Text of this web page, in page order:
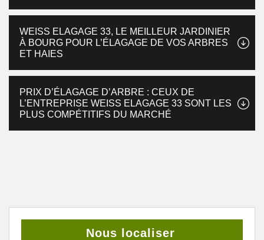
WEISS ELAGAGE 33, LE MEILLEUR JARDINIER
À BOURG POUR L’ÉLAGAGE DE VOS ARBRES
ET HAIES
PRIX D’ÉLAGAGE D’ARBRE : CEUX DE
L’ENTREPRISE WEISS ELAGAGE 33 SONT LES
PLUS COMPÉTITIFS DU MARCHÉ
Nous localiser